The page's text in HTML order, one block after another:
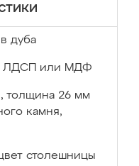
дуба
ЛДСП или МДФ
толщина 26 мм
камня,
столешницы